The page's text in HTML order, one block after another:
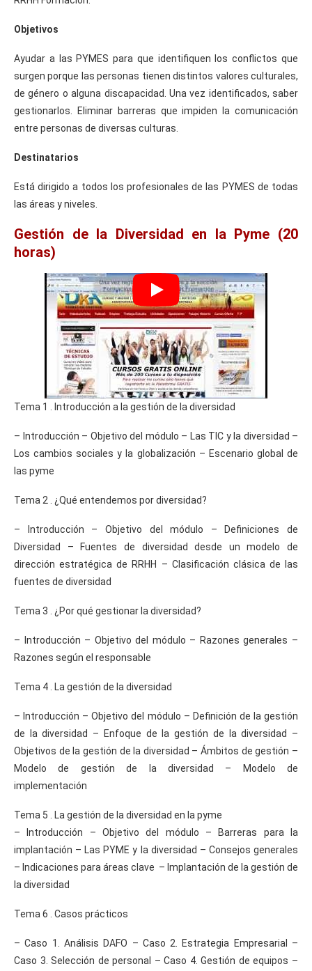
Objetivos
Ayudar a las PYMES para que identifiquen los conflictos que
surgen porque las personas tienen distintos valores culturales,
de género o alguna discapacidad. Una vez identificados, saber
gestionarlos. Eliminar barreras que impiden la comunicación
entre personas de diversas culturas.
Destinatarios
Está dirigido a todos los profesionales de las PYMES de todas
las áreas y niveles.
Gestión de la Diversidad en la Pyme (20
horas)
Tema 1 . Introducción a la gestión de la diversidad
– Introducción – Objetivo del módulo – Las TIC y la diversidad –
Los cambios sociales y la globalización – Escenario global de
las pyme
Tema 2 . ¿Qué entendemos por diversidad?
– Introducción – Objetivo del módulo – Definiciones de
Diversidad – Fuentes de diversidad desde un modelo de
dirección estratégica de RRHH – Clasificación clásica de las
fuentes de diversidad
Tema 3 . ¿Por qué gestionar la diversidad?
– Introducción – Objetivo del módulo – Razones generales –
Razones según el responsable
Tema 4 . La gestión de la diversidad
– Introducción – Objetivo del módulo – Definición de la gestión
de la diversidad – Enfoque de la gestión de la diversidad –
Objetivos de la gestión de la diversidad – Ámbitos de gestión –
Modelo de gestión de la diversidad – Modelo de
implementación
Tema 5 . La gestión de la diversidad en la pyme
– Introducción – Objetivo del módulo – Barreras para la
implantación – Las PYME y la diversidad – Consejos generales
– Indicaciones para áreas clave – Implantación de la gestión de
la diversidad
Tema 6 . Casos prácticos
– Caso 1. Análisis DAFO – Caso 2. Estrategia Empresarial –
Caso 3. Selección de personal – Caso 4. Gestión de equipos –